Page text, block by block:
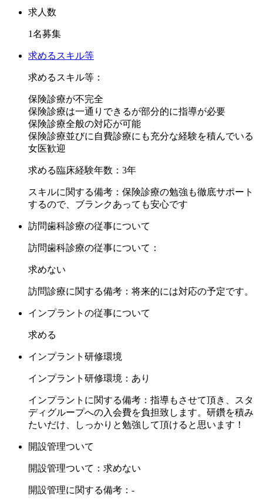
●人間関係が良好 (スタッフ間の雰囲気が良いです！)
◆① 勤務終了が早いです
他と比べても早い時間で勤務が終わりますので、仕事後に予
定を入れやすいです。
仕事はもちろんしっかりと行ないますが、プライベートも充
実できるような環境を目指しております。
当院では週2.5日休みを採用しております。
終わる時間が早いだけでなく、日曜日+祝日の休診日に加え
て1日休み半日休みがございます。
上となるので、しっかり休みを
確保することが可能です！
◆③ 給与が低くないです！
当院では年収540万円以上の支給をしております。
欄に記載をしております。
経験年数に応じて歩合も発生いたしますので、双方が納得で
◆④ 長期休暇年3回以上ございます
固定のお休みも多いですが、長期休暇もしっかりと取得して
おります。
夏休みと冬休みはそれぞれ休みとなりGWもございます。
長期的に働けるような環境を整えられるようにと考えており
ます。
◆⑤ 社会保険完備 (厚生年金あり)
求人数
1名募集
求めるスキル等
求めるスキル等：
保険診療が不完全
保険診療は一通りできるが部分的に指導が必要
保険診療全般の対応が可能
保険診療並びに自費診療にも充分な経験を積んでいる
女医歓迎
求める臨床経験年数：3年
スキルに関する備考：保険診療の勉強も徹底サポート
するので、ブランクあっても安心です
訪問歯科診療の従事について
訪問歯科診療の従事について：
求めない
訪問診療に関する備考：将来的には対応の予定です。
インプラントの従事について
求める
インプラント研修環境
インプラント研修環境：あり
インプラントに関する備考：指導もさせて頂き、スタ
ディグループへの入会費を負担致します。研鑽を積み
たいだけ、しっかりと勉強して頂けると思います！
開設管理ついて
開設管理ついて：求めない
開設管理に関する備考：-